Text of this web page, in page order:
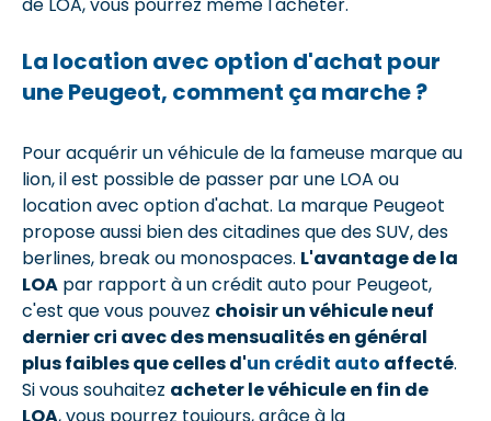
La location avec option d'achat pour
une Peugeot, comment ça marche ?
Pour acquérir un véhicule de la fameuse marque au
lion, il est possible de passer par une LOA ou
location avec option d'achat. La marque Peugeot
propose aussi bien des citadines que des SUV, des
berlines, break ou monospaces. L'avantage de la
LOA par rapport à un crédit auto pour Peugeot,
c'est que vous pouvez choisir un véhicule neuf
dernier cri avec des mensualités en général
plus faibles que celles d'un crédit auto affecté.
Si vous souhaitez acheter le véhicule en fin de
LOA, vous pourrez toujours, grâce à la